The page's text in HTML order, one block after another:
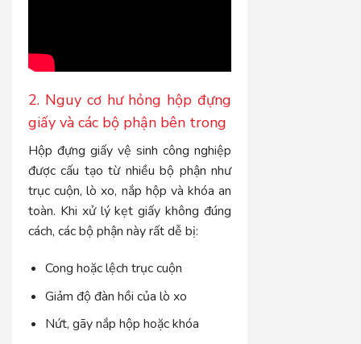
2. Nguy cơ hư hỏng hộp đựng
giấy và các bộ phận bên trong
Hộp đựng giấy vệ sinh công nghiệp
được cấu tạo từ nhiều bộ phận như
trục cuộn, lò xo, nắp hộp và khóa an
toàn. Khi xử lý kẹt giấy không đúng
cách, các bộ phận này rất dễ bị:
Cong hoặc lệch trục cuộn
Giảm độ đàn hồi của lò xo
Nứt, gãy nắp hộp hoặc khóa